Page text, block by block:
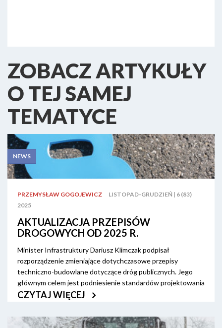
ZOBACZ ARTYKUŁY
O TEJ SAMEJ
TEMATYCE
NEWS
PRZEMYSŁAW GOGOJEWICZ
LISTOPAD-GRUDZIEŃ | 6 (83)
2025
AKTUALIZACJA PRZEPISÓW
DROGOWYCH OD 2025 R.
Minister Infrastruktury Dariusz Klimczak podpisał
rozporządzenie zmieniające dotychczasowe przepisy
techniczno-budowlane dotyczące dróg publicznych. Jego
głównym celem jest podniesienie standardów projektowania
i budowy dróg publicznych oraz podniesienie
CZYTAJ WIĘCEJ